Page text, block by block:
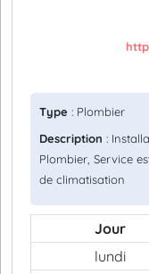
Type : Plombier
Description :
Plombier, Service
de climatisation
Jour
lundi